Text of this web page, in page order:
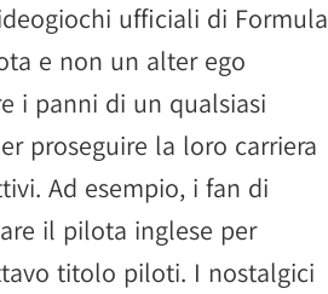
ufficiali di Formula
e non un alter ego
i panni di un qualsiasi
proseguire la loro carriera
Ad esempio, i fan di
il pilota inglese per
titolo piloti. I nostalgici